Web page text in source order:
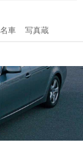
車 写真蔵